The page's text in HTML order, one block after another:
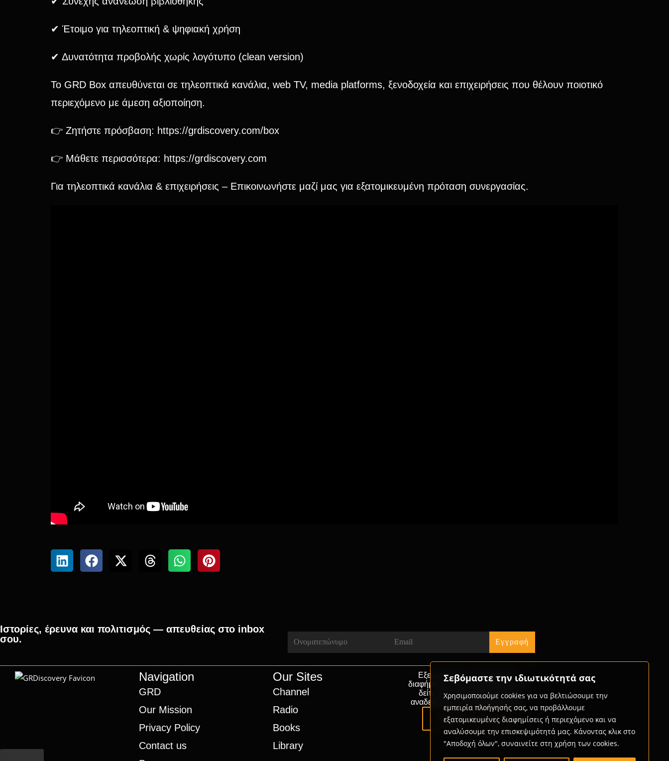
Σεβόμαστε την ιδιωτικότητά σας
Χρησιμοποιούμε cookies για να βελτιώσουμε την
εμπειρία πλοήγησής σας, να προβάλλουμε
εξατομικευμένες διαφημίσεις ή περιεχόμενο και να
αναλύσουμε την επισκεψιμότητά μας. Κάνοντας κλικ στο
"Αποδοχή όλων", συναινείτε στη χρήση των cookies.
✔ Έτοιμο για τηλεοπτική & ψηφιακή χρήση
✔ Δυνατότητα προβολής χωρίς λογότυπο (clean version)
Το GRD Box απευθύνεται σε τηλεοπτικά κανάλια, web TV, media platforms, ξενοδοχεία και επιχειρήσεις που θέλουν ποιοτικό
περιεχόμενο με άμεση αξιοποίηση.
👉 Ζητήστε πρόσβαση: https://grdiscovery.com/box
👉 Μάθετε περισσότερα: https://grdiscovery.com
Για τηλεοπτικά κανάλια & επιχειρήσεις – Επικοινωνήστε μαζί μας για εξατομικευμένη πρόταση συνεργασίας.
Ιστορίες, έρευνα και πολιτισμός — απευθείας στο inbox
σου.
Navigation
GRD
Our Mission
Privacy Policy
Contact us
Our Sites
Channel
Radio
Books
Library
Εξερευνήστε τις δυνατότητες
διαφήμισης που προσφέρουμε και
δείτε πώς μπορούμε μαζί να
αναδείξουμε την επιχείρησή σας.
Partner with us